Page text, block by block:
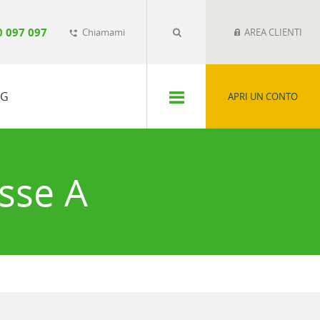
097 097 phone_forwarded Chiamami AREA CLIENTI
APRI UN CONTO
A